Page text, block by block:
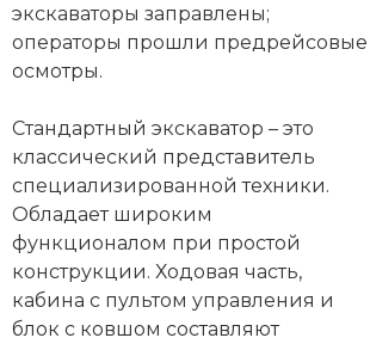
экскаваторы заправлены;
операторы прошли предрейсовые
осмотры.
Стандартный экскаватор – это
классический представитель
специализированной техники.
Обладает широким
функционалом при простой
конструкции. Ходовая часть,
кабина с пультом управления и
блок с ковшом составляют